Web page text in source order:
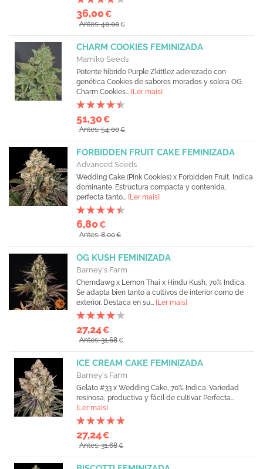
36,00€
Antes: 40,00€
CHARM COOKIES FEMINIZADA
Mamiko Seeds
Potente híbrido Purple Zkittlez aderezado con
genética Cookies de sabores morados y solera OG.
Charm Cookies... [Ler mais]
51,30€
Antes: 54,00€
FORBIDDEN FRUIT CAKE FEMINIZADA
Advanced Seeds
Wedding Cake (Pink Cookies) x Forbidden Fruit, Indica
dominante. Estructura compacta y contenida,
perfecta tanto... [Ler mais]
6,80€
Antes: 8,00€
OG KUSH FEMINIZADA
Barney's Farm
Chemdawg x Lemon Thai x Hindu Kush, 70% Indica.
Se adapta bien tanto a cultivos de interior como de
exterior. Destaca en su... [Ler mais]
27,24€
Antes: 31,68€
ICE CREAM CAKE FEMINIZADA
Barney's Farm
Gelato #33 x Wedding Cake, 70% Indica. Variedad
resinosa, productiva y fácil de cultivar. Perfecta...
[Ler mais]
27,24€
Antes: 31,68€